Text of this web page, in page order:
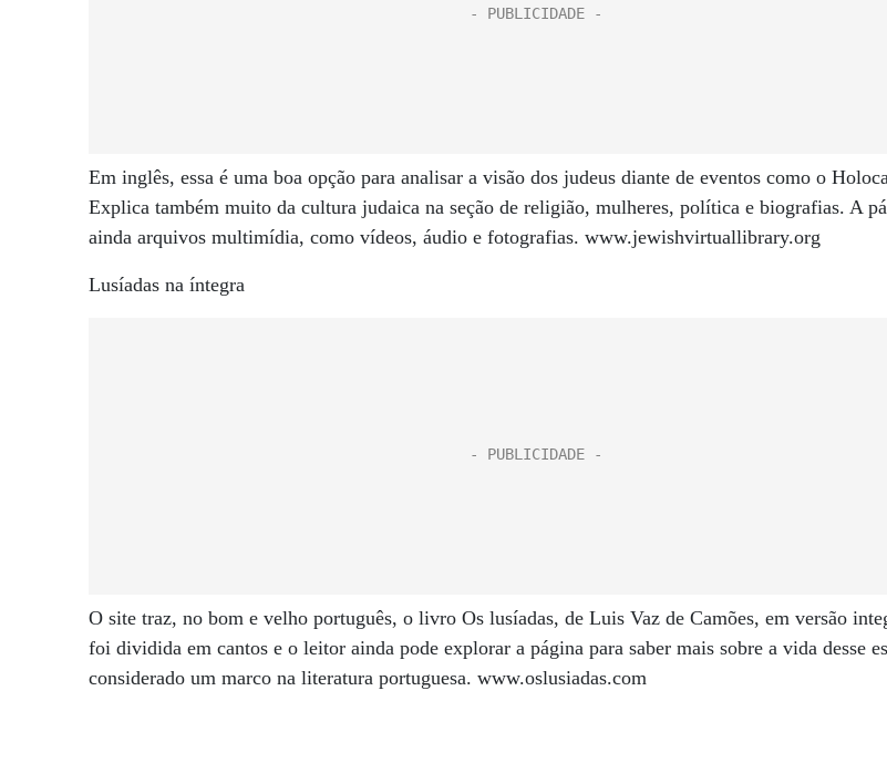
Em inglês, essa é uma boa opção para analisar a visão dos judeus diante de eventos como o
Explica também muito da cultura judaica na seção de religião, mulheres, política e biografias. A
ainda arquivos multimídia, como vídeos, áudio e fotografias. www.jewishvirtuallibrary.org
Lusíadas na íntegra
O site traz, no bom e velho português, o livro Os lusíadas, de Luis Vaz de Camões, em versão
foi dividida em cantos e o leitor ainda pode explorar a página para saber mais sobre a vida desse
considerado um marco na literatura portuguesa. www.oslusiadas.com